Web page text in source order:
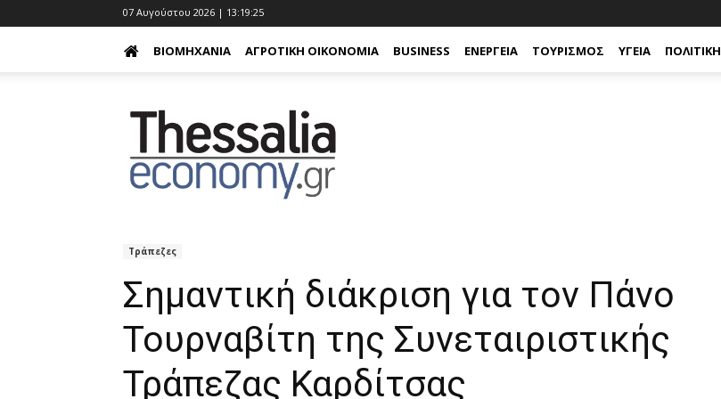
07 Αυγούστου 2026 | 13:19:26
ΒΙΟΜΗΧΑΝΊΑ ΑΓΡΟΤΙΚΉ ΟΙΚΟΝΟΜΊΑ BUSINESS ΕΝΈΡΓΕΙΑ ΤΟΥΡΙΣΜΌΣ ΥΓΕΊΑ ΠΟΛΙΤΙΚΉ
Τράπεζες
Σημαντική διάκριση για τον Πάνο
Τουρναβίτη της Συνεταιριστικής
Τράπεζας Καρδίτσας